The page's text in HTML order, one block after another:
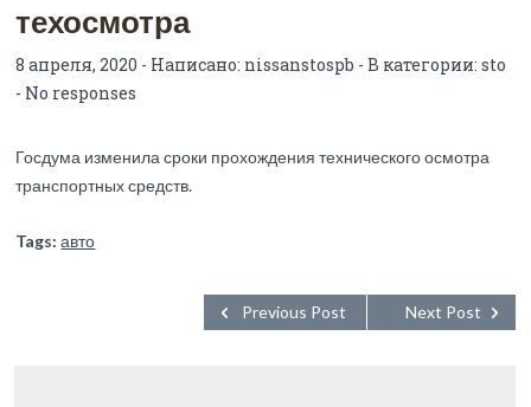
техосмотра
8 апреля, 2020 - Написано: nissanstospb - В категории:sto
- No responses
Госдума изменила сроки прохождения технического осмотра
транспортных средств.
Tags: авто
Next Post
Previous Post